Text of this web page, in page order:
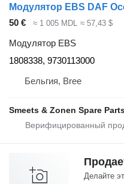
Модулятор EBS DAF
50 €
≈ 1 005 MDL ≈ 57,43 $
Модулятор EBS
1808338, 9730113000
Бельгия, Bree
Smeets & Zonen Spare
Делайте